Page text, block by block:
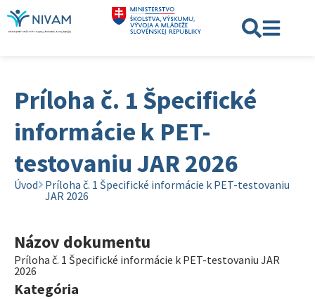
Príloha č. 1 Špecifické
informácie k PET-
testovaniu JAR 2026
Úvod Príloha č. 1 Špecifické informácie k PET-testovaniu
JAR 2026
Názov dokumentu
Príloha č. 1 Špecifické informácie k PET-testovaniu JAR
2026
Kategória